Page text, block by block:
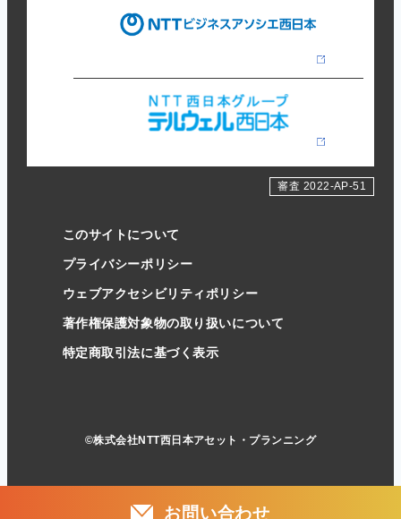
お問い合わせ
審査 2022-AP-51
このサイトについて
プライバシーポリシー
ウェブアクセシビリティポリシー
著作権保護対象物の取り扱いについて
特定商取引法に基づく表示
©株式会社NTT西日本アセット・プランニング